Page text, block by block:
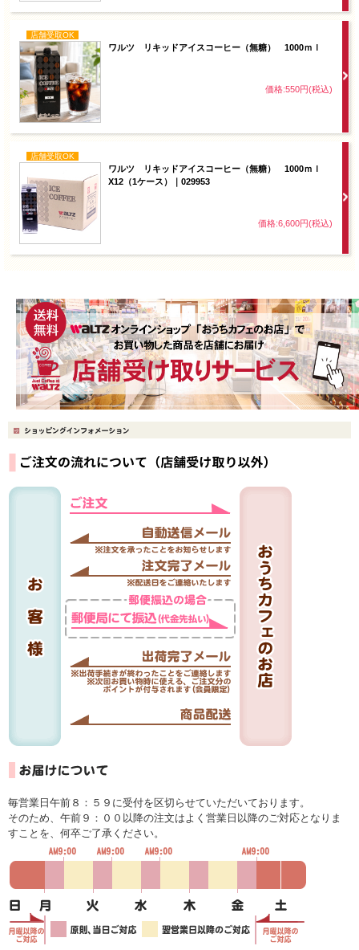
店舗受取OK
ワルツ リキッドアイスコーヒー（無糖） 1000ｍｌ
価格:550円(税込)
店舗受取OK
ワルツ リキッドアイスコーヒー（無糖） 1000ｍｌ
X12（1ケース）｜029953
価格:6,600円(税込)
毎営業日午前８：５９に受付を区切らせていただいております。
そのため、午前９：００以降の注文はよく営業日以降のご対応となりま
すことを、何卒ご了承ください。